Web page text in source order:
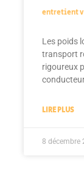
entretient
Les poids
transport
rigoureux
LIRE PLUS
8 décembre